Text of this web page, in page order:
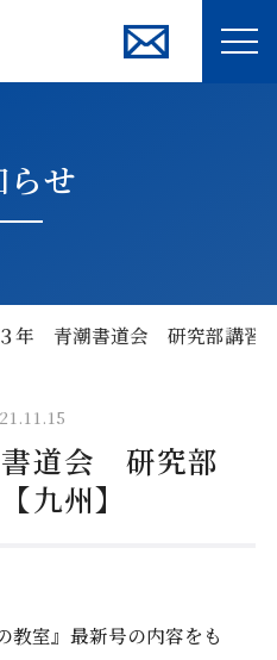
らせ
年 青潮書道会 研究部講習
道会 研究部
九州】
室』最新号の内容をも